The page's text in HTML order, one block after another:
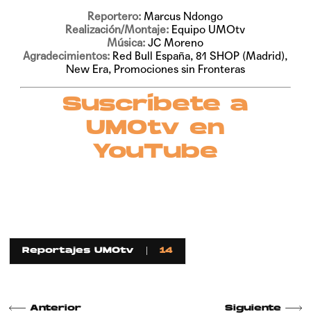
Reportero:Marcus Ndongo
Realización/Montaje: Equipo UMOtv
Música:JC Moreno
Agradecimientos: Red Bull España, 81 SHOP (Madrid),
New Era, Promociones sin Fronteras
Suscríbete a
UMOtv en
YouTube
Reportajes UMOtv 14
Anterior Siguiente